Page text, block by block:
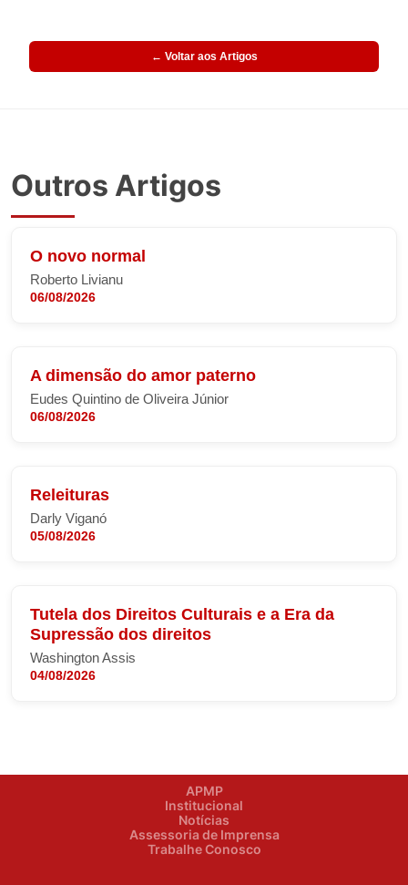
← Voltar aos Artigos
Outros Artigos
O novo normal
Roberto Livianu
06/08/2026
A dimensão do amor paterno
Eudes Quintino de Oliveira Júnior
06/08/2026
Releituras
Darly Viganó
05/08/2026
Tutela dos Direitos Culturais e a Era da
Supressão dos direitos
Washington Assis
04/08/2026
APMP
Institucional
Notícias
Assessoria de Imprensa
Trabalhe Conosco